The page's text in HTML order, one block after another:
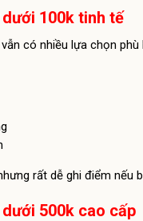
100k tinh tế
có nhiều lựa chọn
rất dễ ghi điểm nếu
500k cao cấp